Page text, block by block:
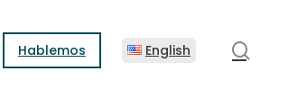
Hablemos English